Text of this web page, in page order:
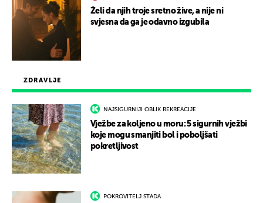
ZDRAVLJE
NAJSIGURNIJI OBLIK REKREACIJE
Vježbe za koljeno u moru: 5 sigurnih vježbi
koje mogu smanjiti bol i poboljšati
pokretljivost
POKROVITELJ STADA
Želi da njih troje sretno žive, a nije ni
svjesna da ga je odavno izgubila